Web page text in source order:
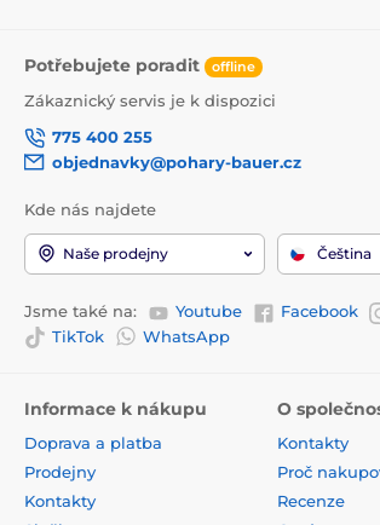
Potřebujete poradit offline
Zákaznický servis je k dispozici
775 400 255
objednavky@pohary-bauer.cz
Kde nás najdete
Naše prodejny Čeština
Jsme také na: Youtube Facebook
TikTok
WhatsApp
Informace k nákupu
Doprava a platba
Prodejny
Kontakty
O
Kontakty
Proč
Recenze